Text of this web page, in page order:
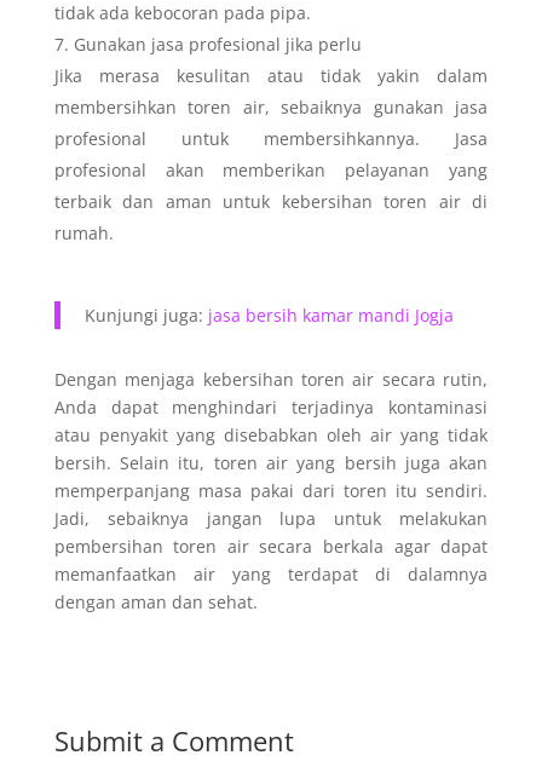
tidak ada kebocoran pada pipa.
Gunakan jasa profesional jika perlu
Jika merasa kesulitan atau tidak yakin dalam
membersihkan toren air, sebaiknya gunakan jasa
profesional untuk membersihkannya. Jasa
profesional akan memberikan pelayanan yang
terbaik dan aman untuk kebersihan toren air di
rumah.
Kunjungi juga: jasa bersih kamar mandi Jogja
Dengan menjaga kebersihan toren air secara rutin,
Anda dapat menghindari terjadinya kontaminasi
atau penyakit yang disebabkan oleh air yang tidak
bersih. Selain itu, toren air yang bersih juga akan
memperpanjang masa pakai dari toren itu sendiri.
Jadi, sebaiknya jangan lupa untuk melakukan
pembersihan toren air secara berkala agar dapat
memanfaatkan air yang terdapat di dalamnya
dengan aman dan sehat.
Submit a Comment